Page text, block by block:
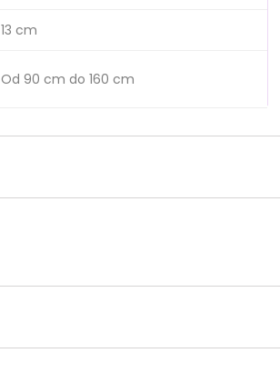
13 cm
Od 90 cm do 160 cm